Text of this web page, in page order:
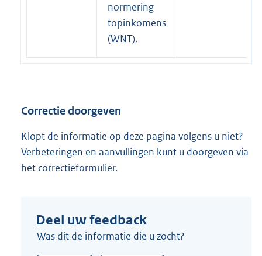
e
l
i
n
normering
topinkomens
(WNT).
Correctie doorgeven
Klopt de informatie op deze pagina volgens u niet?
Verbeteringen en aanvullingen kunt u doorgeven via
het correctieformulier.
Deel uw feedback
Was dit de informatie die u zocht?